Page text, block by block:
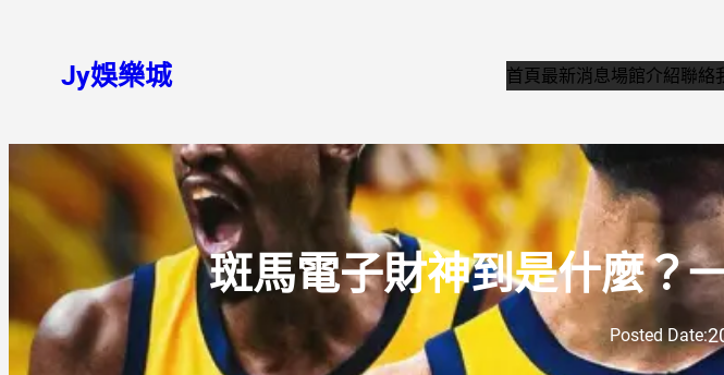
Jy娛樂城 首頁 最新消息場館介紹聯絡
斑馬電子財神到是什麼？
Posted Date: